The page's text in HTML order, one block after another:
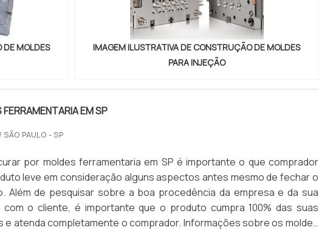
DE MOLDES
IMAGEM ILUSTRATIVA DE CONSTRUÇÃO DE MOLDES
PARA INJEÇÃO
EM SP
PAULO - SP
por moldes ferramentaria em SP é importante o que comprador
leve em consideração alguns aspectos antes mesmo de fechar o
Além de pesquisar sobre a boa procedência da empresa e da sua
com o cliente, é importante que o produto cumpra 100% das suas
e atenda completamente o comprador. Informações sobre os moldes